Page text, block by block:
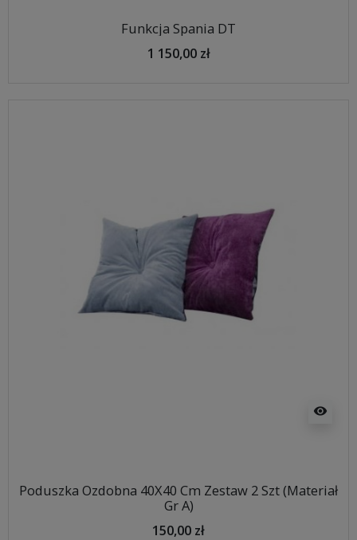
Funkcja Spania DT
1 150,00 zł
visibility
Poduszka Ozdobna 40X40 Cm Zestaw 2 Szt (Materiał
Gr A)
150,00 zł